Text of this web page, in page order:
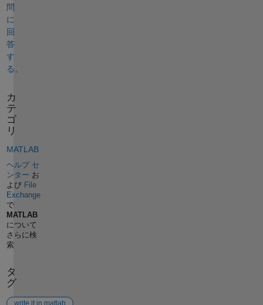
問
に
回
答
す
る。
カ
テ
ゴ
リ
MATLAB
ヘルプ セ
ンター お
よび File
Exchange
で
MATLAB
について
さらに検
索
タ
グ
write it in matlab